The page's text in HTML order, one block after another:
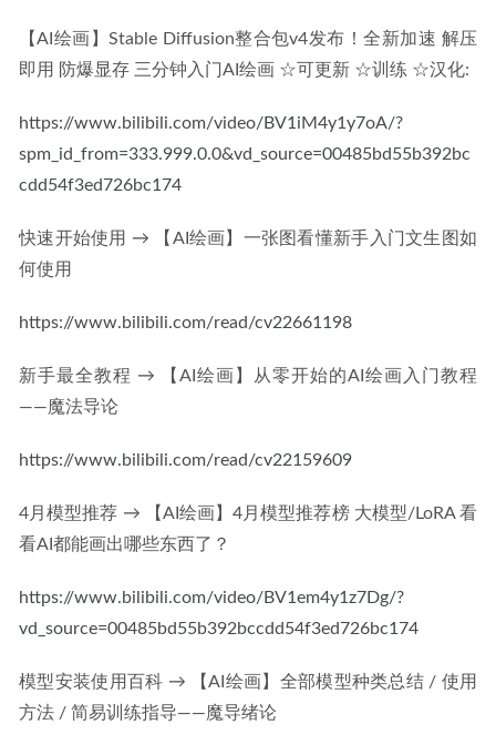
【AI绘画】Stable Diffusion整合包v4发布！全新加速 解压
即用 防爆显存 三分钟入门AI绘画 ☆可更新 ☆训练 ☆汉化:
https://www.bilibili.com/video/BV1iM4y1y7oA/?
spm_id_from=333.999.0.0&vd_source=00485bd55b392bc
cdd54f3ed726bc174
快速开始使用 →
【AI绘画】一张图看懂新手入门文生图如
何使用
https://www.bilibili.com/read/cv22661198
新手最全教程 →
【AI绘画】从零开始的AI绘画入门教程
——魔法导论
https://www.bilibili.com/read/cv22159609
4月模型推荐 →
【AI绘画】4月模型推荐榜 大模型/LoRA 看
看AI都能画出哪些东西了？
https://www.bilibili.com/video/BV1em4y1z7Dg/?
vd_source=00485bd55b392bccdd54f3ed726bc174
模型安装使用百科 →
【AI绘画】全部模型种类总结 / 使用
方法 / 简易训练指导——魔导绪论